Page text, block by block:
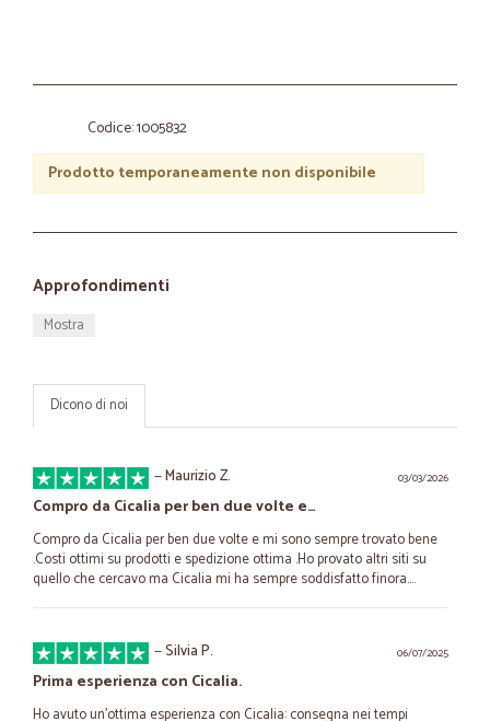
Codice: 1005832
Prodotto temporaneamente non disponibile
Approfondimenti
Mostra
Dicono di noi
03/03/2026
—Maurizio Z.
Compro da Cicalia per ben due volte e…
Compro da Cicalia per ben due volte e mi sono sempre trovato bene
.Costi ottimi su prodotti e spedizione ottima .Ho provato altri siti su
quello che cercavo ma Cicalia mi ha sempre soddisfatto finora....
06/07/2025
—Silvia P.
Prima esperienza con Cicalia.
Ho avuto un'ottima esperienza con Cicalia: consegna nei tempi